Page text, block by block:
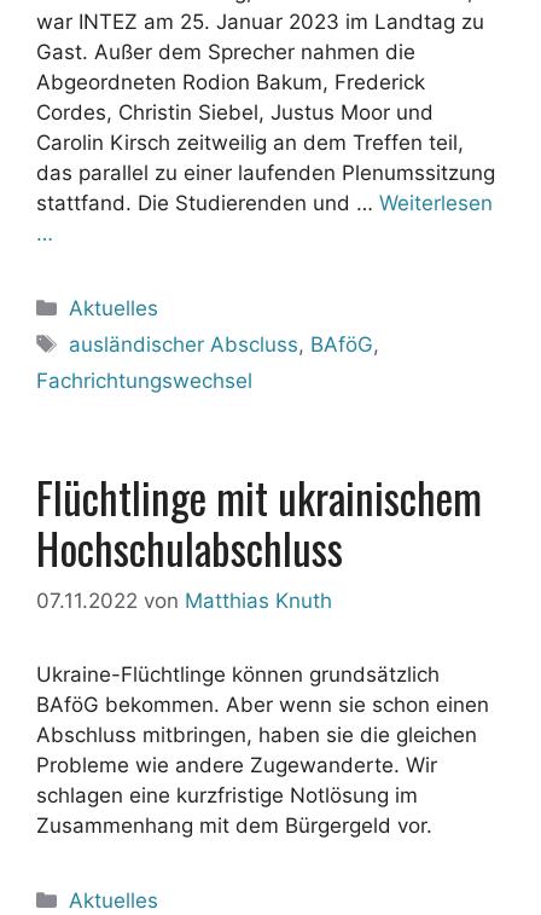
war INTEZ am 25. Januar 2023 im Landtag zu
Gast. Außer dem Sprecher nahmen die
Abgeordneten Rodion Bakum, Frederick
Cordes, Christin Siebel, Justus Moor und
Carolin Kirsch zeitweilig an dem Treffen teil,
das parallel zu einer laufenden Plenumssitzung
stattfand. Die Studierenden und … Weiterlesen
…
Kategorien
Aktuelles
Schlagwörter
ausländischer Abscluss, BAföG,
Fachrichtungswechsel
Flüchtlinge mit ukrainischem
Hochschulabschluss
07.11.2022 von Matthias Knuth
Ukraine-Flüchtlinge können grundsätzlich
BAföG bekommen. Aber wenn sie schon einen
Abschluss mitbringen, haben sie die gleichen
Probleme wie andere Zugewanderte. Wir
schlagen eine kurzfristige Notlösung im
Zusammenhang mit dem Bürgergeld vor.
Kategorien
Aktuelles